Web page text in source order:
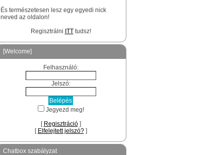
És természetesen lesz egy egyedi nick
neved az oldalon!
Regisztrálni ITTtudsz!
[Welcome]
Felhasználó:
Jelszó:
Jegyezd meg!
[ Regisztráció]
[ Elfelejtett jelszó?]
Chatbox szabályzat